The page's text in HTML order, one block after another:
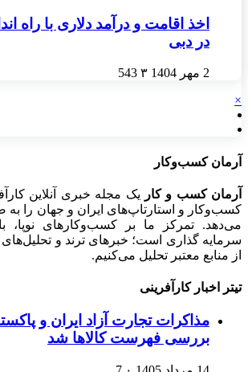
اخذ اقامت و درآمد دلاری با راه
در دبی
2 مهر 1404 ۳ 543
×
آرمان کسب‌وکار
آرمان کسب و کار
یک مجله خبری آنلاین
کسب‌وکار و استارتاپ‌های ایران و جهان را
می‌دهد. تمرکز ما بر کسب‌وکارهای نوپا،
سرمایه گذاری است؛ خبرهای ترند و تحلیل‌های
از منابع معتبر تحلیل می‌کنیم.
تیتر اخبار کارآفرینی
مذاکرات تجارت آزاد ایران و
بررسی فهرست کالاها شد